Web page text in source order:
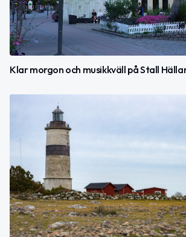
Klar morgon och musikkväll på Stall